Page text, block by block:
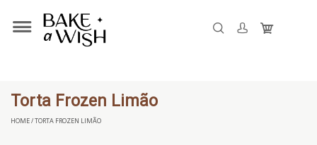
Torta Frozen Limão
HOME / TORTA FROZEN LIMÃO